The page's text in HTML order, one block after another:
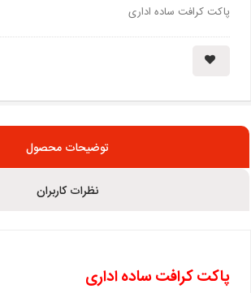
پاکت کرافت ساده اداری
توضیحات محصول
نظرات کاربران
پاکت کرافت ساده اداری